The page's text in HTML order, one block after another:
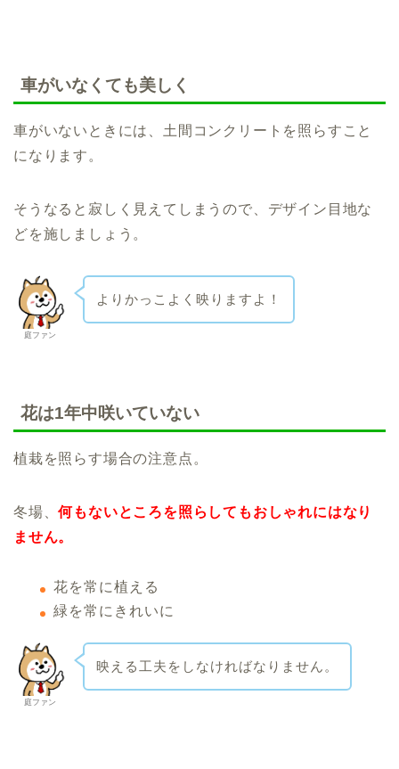
車がいなくても美しく
車がいないときには、土間コンクリートを照らすこと
になります。
そうなると寂しく見えてしまうので、デザイン目地な
どを施しましょう。
庭ファン
よりかっこよく映りますよ！
花は1年中咲いていない
植栽を照らす場合の注意点。
冬場、何もないところを照らしてもおしゃれにはなり
ません。
花を常に植える
緑を常にきれいに
庭ファン
映える工夫をしなければなりません。